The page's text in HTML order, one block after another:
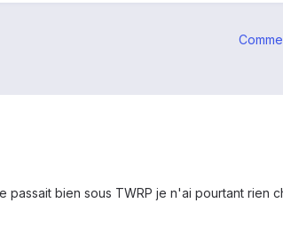
passait bien sous TWRP je n'ai pourtant rien